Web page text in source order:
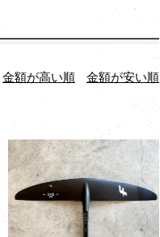
金額が高い順 金額が安い順